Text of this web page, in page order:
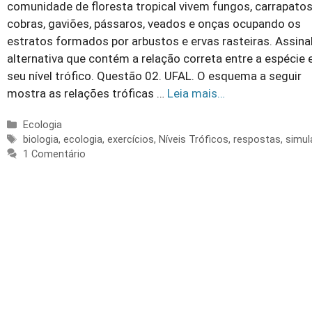
comunidade de ﬂoresta tropical vivem fungos,
cobras, gaviões, pássaros, veados e onças ocupando os
estratos formados por arbustos e ervas rasteiras.
alternativa que contém a relação correta entre a espécie
seu nível trófico. Questão 02. UFAL. O esquema a seguir
mostra as relações tróficas … Leia mais…
Categorias
Ecologia
Tags
biologia,ecologia,exercícios, Níveis Tróficos,respostas,
1 Comentário